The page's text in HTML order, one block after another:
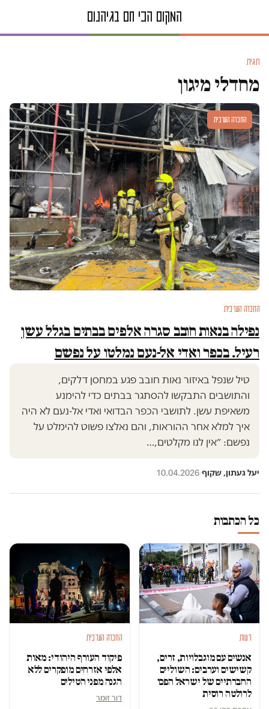
תגית
מחדלי מיגון
החברה הערבית
החברה הערבית
נפילה בנאות חובב סגרה אלפים בבתים בגלל עשן
רעיל. בכפר ואדי אל-נעם נמלטו על נפשם
טיל שנפל באיזור נאות חובב פגע במחסן דלקים,
והתושבים התבקשו להסתגר בבתים כדי להימנע
משאיפת עשן. לתושבי הכפר הבדואי ואדי אל-נעם לא היה
איך למלא אחר ההוראות, והם נאלצו פשוט להימלט על
נפשם: ״אין לנו מקלטים,…
יעל געתון, שקוף·
10.04.2026
כל הכתבות
דעות
אנשים עם מוגבלויות, זרים,
קשישים וערבים: השוליים
החברתיים של ישראל הפכו
לרולטה רוסית
החברה הערבית
פיקוד העורף היהודי: מאות
אלפי אזרחים מופקרים ללא
הגנה מפני הטילים
דור זומר